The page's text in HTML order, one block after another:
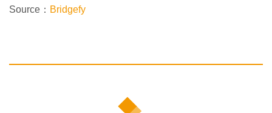
Source： Bridgefy